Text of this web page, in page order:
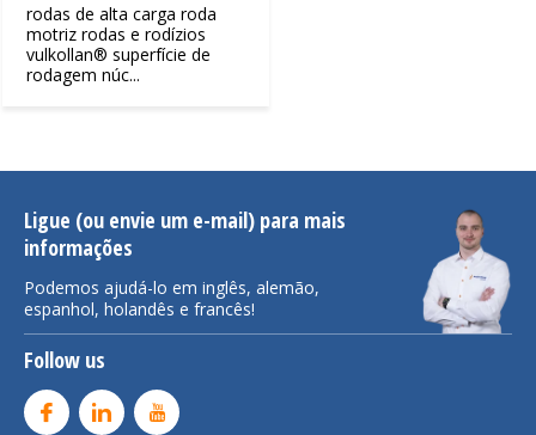
rodas de alta carga roda
motriz rodas e rodízios
vulkollan® superfície de
rodagem núc...
Ligue (ou envie um e-mail) para mais
informações
Podemos ajudá-lo em inglês, alemão,
espanhol, holandês e francês!
Follow us